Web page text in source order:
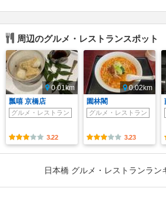
周辺のグルメ・レストランスポット
0.01km
瓢嘻 京橋店
グルメ・レストラン
3.22
0.02km
園林閣
グルメ・レストラン
3.23
日本橋 グルメ・レストランラン